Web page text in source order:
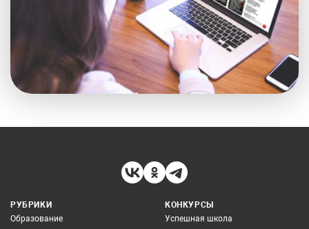
РУБРИКИ
Образование
КОНКУРСЫ
Успешная школа